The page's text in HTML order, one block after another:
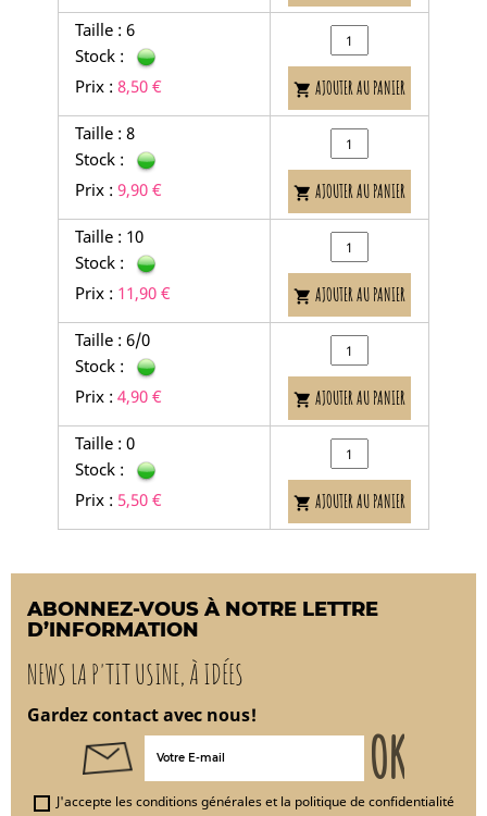
Taille : 6
Stock :
Prix : 8,50 €  AJOUTER AU PANIER
Taille : 8
Stock :
Prix : 9,90 €  AJOUTER AU PANIER
Taille : 10
Stock :
Prix : 11,90 €  AJOUTER AU PANIER
Taille : 6/0
Stock :
Prix : 4,90 €  AJOUTER AU PANIER
Taille : 0
Stock :
Prix : 5,50 €  AJOUTER AU PANIER
ABONNEZ-VOUS À NOTRE LETTRE
D’INFORMATION
NEWS LA P'TIT USINE, À IDÉES
Gardez contact avec nous!
J'accepte les conditions générales et la politique de confidentialité